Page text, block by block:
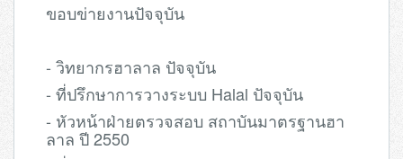
ขอบข่ายงานปัจจุบัน
- วิทยากรฮาลาล ปัจจุบัน
- ที่ปรึกษาการวางระบบ Halal ปัจจุบัน
- หัวหน้าฝ่ายตรวจสอบ สถาบันมาตรฐานฮา
ลาล ปี 2550